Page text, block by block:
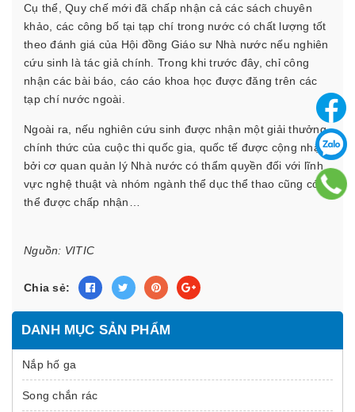
Cụ thể, Quy chế mới đã chấp nhận cả các sách chuyên
khảo, các công bố tại tạp chí trong nước có chất lượng tốt
theo đánh giá của Hội đồng Giáo sư Nhà nước nếu nghiên
cứu sinh là tác giả chính. Trong khi trước đây, chỉ công
nhận các bài báo, cáo cáo khoa học được đăng trên các
tạp chí nước ngoài.
Ngoài ra, nếu nghiên cứu sinh được nhận một giải thưởng
chính thức của cuộc thi quốc gia, quốc tế được cộng nhận
bởi cơ quan quản lý Nhà nước có thẩm quyền đối với lĩnh
vực nghệ thuật và nhóm ngành thể dục thể thao cũng có
thể được chấp nhận…
Nguồn: VITIC
Chia sẻ:
DANH MỤC SẢN PHẨM
Nắp hố ga
Song chắn rác